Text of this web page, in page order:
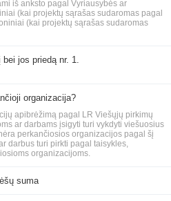
iš anksto pagal Vyriausybės ar
(kai projektų sąrašas sudaromas pagal
(kai projektų sąrašas sudaromas
jos priedą nr. 1.
organizacija?
apibrėžimą pagal LR Viešųjų pirkimų
ar darbams įsigyti turi vykdyti viešuosius
perkančiosios organizacijos pagal šį
darbus turi pirkti pagal taisykles,
organizacijoms.
suma